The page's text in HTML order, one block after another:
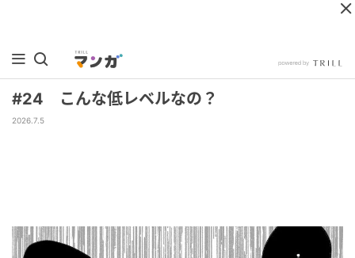
#24 こんな低レベルなの？
2026.7.5